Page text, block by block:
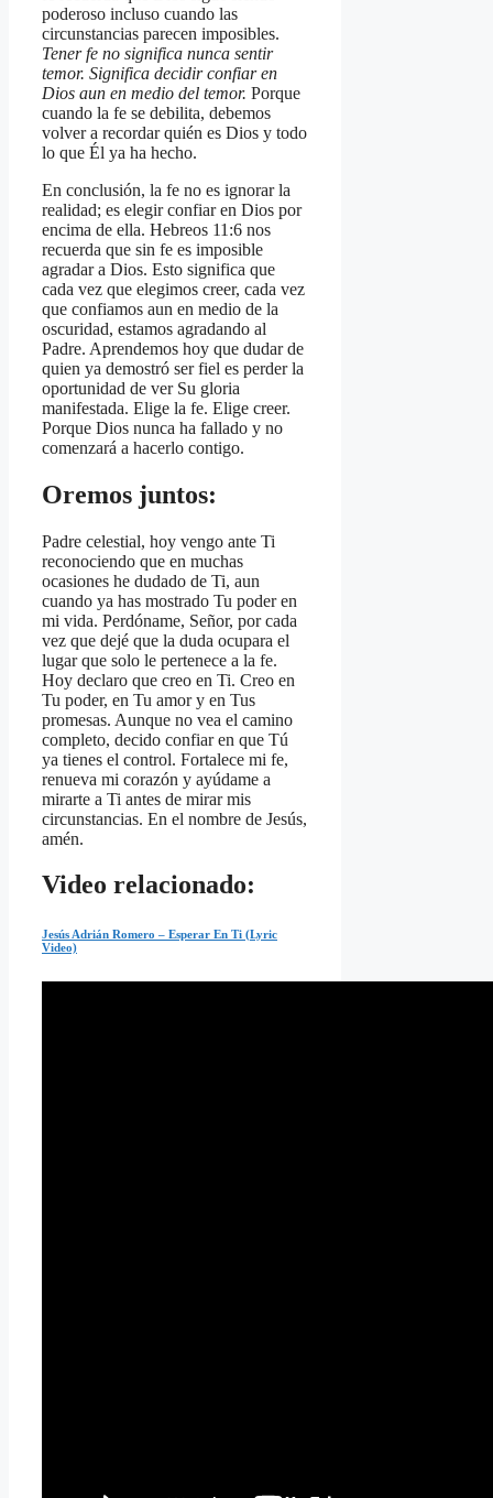
poderoso incluso cuando las
circunstancias parecen imposibles.
Tener fe no significa nunca sentir
temor. Significa decidir confiar en
Dios aun en medio del temor. Porque
cuando la fe se debilita, debemos
volver a recordar quién es Dios y todo
lo que Él ya ha hecho.
En conclusión, la fe no es ignorar la
realidad; es elegir confiar en Dios por
encima de ella. Hebreos 11:6 nos
recuerda que sin fe es imposible
agradar a Dios. Esto significa que
cada vez que elegimos creer, cada vez
que confiamos aun en medio de la
oscuridad, estamos agradando al
Padre. Aprendemos hoy que dudar de
quien ya demostró ser fiel es perder la
oportunidad de ver Su gloria
manifestada. Elige la fe. Elige creer.
Porque Dios nunca ha fallado y no
comenzará a hacerlo contigo.
Oremos juntos:
Padre celestial, hoy vengo ante Ti
reconociendo que en muchas
ocasiones he dudado de Ti, aun
cuando ya has mostrado Tu poder en
mi vida. Perdóname, Señor, por cada
vez que dejé que la duda ocupara el
lugar que solo le pertenece a la fe.
Hoy declaro que creo en Ti. Creo en
Tu poder, en Tu amor y en Tus
promesas. Aunque no vea el camino
completo, decido confiar en que Tú
ya tienes el control. Fortalece mi fe,
renueva mi corazón y ayúdame a
mirarte a Ti antes de mirar mis
circunstancias. En el nombre de Jesús,
amén.
Video relacionado:
Jesús Adrián Romero – Esperar En Ti (Lyric
Video)